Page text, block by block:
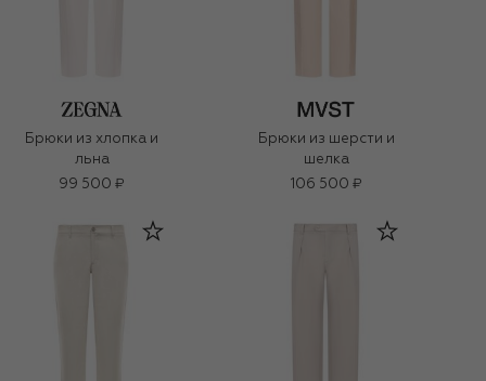
Брюки из хлопка и
льна
99 500 ₽
Брюки из шерсти и
шелка
106 500 ₽